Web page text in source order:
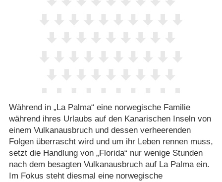
Während in „La Palma“ eine norwegische Familie
während ihres Urlaubs auf den Kanarischen Inseln von
einem Vulkanausbruch und dessen verheerenden
Folgen überrascht wird und um ihr Leben rennen muss,
setzt die Handlung von „Florida“ nur wenige Stunden
nach dem besagten Vulkanausbruch auf La Palma ein.
Im Fokus steht diesmal eine norwegische